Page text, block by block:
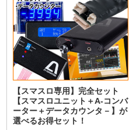
【スマスロ専用】完全セット
【スマスロユニット＋A-コンバ
ーター＋データカウンタ－】が
選べるお得セット！